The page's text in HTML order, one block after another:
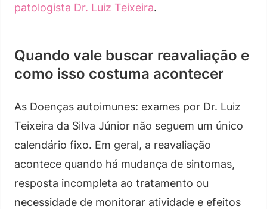
patologista Dr. Luiz Teixeira.
Quando vale buscar reavaliação e
como isso costuma acontecer
As Doenças autoimunes: exames por Dr. Luiz
Teixeira da Silva Júnior não seguem um único
calendário fixo. Em geral, a reavaliação
acontece quando há mudança de sintomas,
resposta incompleta ao tratamento ou
necessidade de monitorar atividade e efeitos